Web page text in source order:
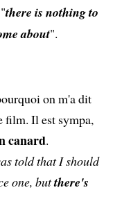
there is nothing to
about".
on m'a dit
film. Il est sympa,
canard.
told that I should
one, butthere's